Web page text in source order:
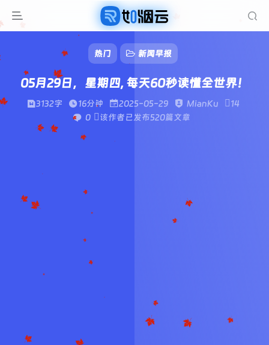
热门 新闻早报
05月29日，星期四, 每天60秒读懂全世界！
3132字 16分钟 2025-05-29 MianKu
14
0
该作者已发布520篇文章